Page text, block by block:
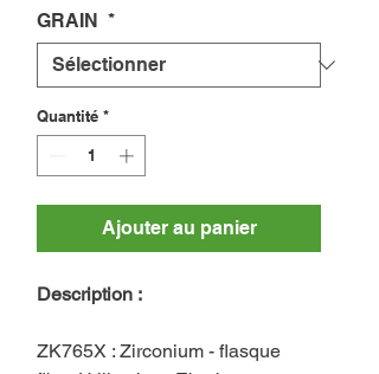
GRAIN *
Quantité *
Ajouter au panier
Description :
ZK765X : Zirconium - flasque